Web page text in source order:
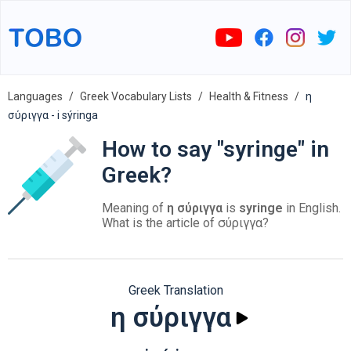
Languages Greek Vocabulary Lists Health & Fitness
η
σύριγγα - i sýringa
How to say "syringe" in
Greek?
Meaning of η σύριγγα is syringe in English.
What is the article of σύριγγα?
Greek Translation
η σύριγγα